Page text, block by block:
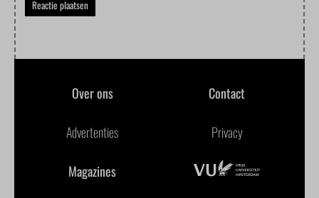
Over ons Contact
Advertenties Privacy
Magazines